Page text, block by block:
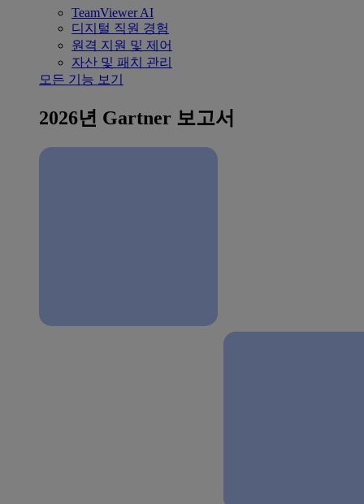
TeamViewer AI
디지털 직원 경험
원격 지원 및 제어
자산 및 패치 관리
모든 기능 보기
2026년 Gartner 보고서